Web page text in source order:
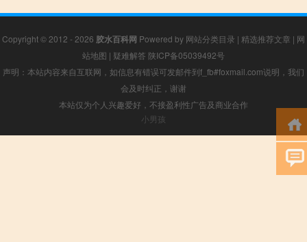
Copyright © 2012 - 2026 胶水百科网 Powered by 网站分类目录 | 精选推荐文章 | 网
站地图 | 疑难解答 陕ICP备05039492号
声明：本站内容来自互联网，如信息有错误可发邮件到f_fb#foxmail.com说明，我们
会及时纠正，谢谢
本站仅为个人兴趣爱好，不接盈利性广告及商业合作
小男孩